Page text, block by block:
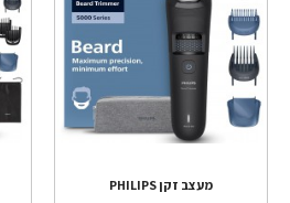
מעצב זקן PHILIPS